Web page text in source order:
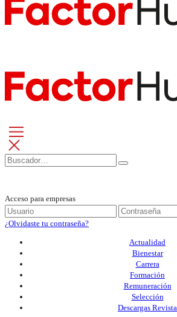
Acceso para empresas
¿Olvidaste tu contraseña?
Actualidad
Bienestar
Carrera
Formación
Remuneración
Selección
Descargas Revista